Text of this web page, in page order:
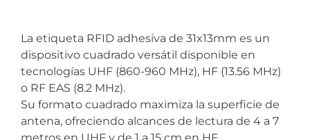
La etiqueta RFID adhesiva de 31x13mm es un
dispositivo cuadrado versátil disponible en
tecnologías UHF (860-960 MHz), HF (13.56 MHz)
o RF EAS (8.2 MHz).
Su formato cuadrado maximiza la superficie de
antena, ofreciendo alcances de lectura de 4 a 7